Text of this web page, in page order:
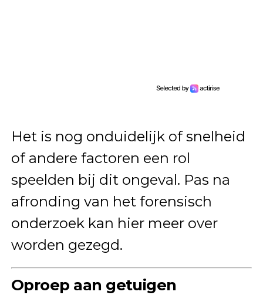
Het is nog onduidelijk of snelheid
of andere factoren een rol
speelden bij dit ongeval. Pas na
afronding van het forensisch
onderzoek kan hier meer over
worden gezegd.
Oproep aan getuigen